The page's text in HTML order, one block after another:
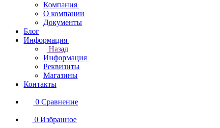
Компания
О компании
Документы
Блог
Информация
Назад
Информация
Реквизиты
Магазины
Контакты
0 Сравнение
0 Избранное